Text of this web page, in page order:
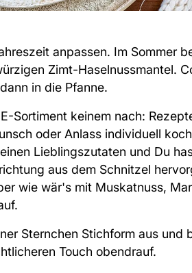
anpassen. Im Sommer
Zimt-Haselnussmantel.
dann in die Pfanne.
Sortiment keinem nach:
oder Anlass individuell
Lieblingszutaten und Du
aus dem Schnitzel
wie wär's mit Muskatnuss,
Sternchen Stichform aus und
Touch obendrauf.